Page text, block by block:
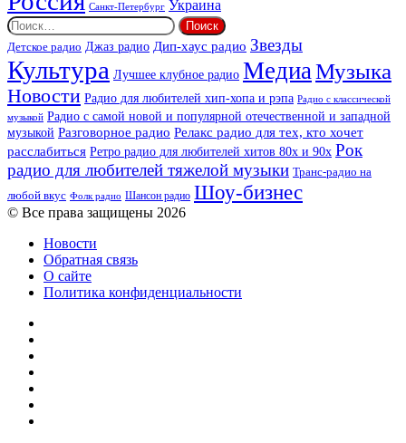
Санкт-Петербург Украина
Найти:
Детское радио Джаз радио Дип-хаус радио Звезды
Культура Лучшее клубное радио МедиаМузыка
Новости Радио для любителей хип-хопа и рэпа Радио с классической
музыкой Радио с самой новой и популярной отечественной и западной
музыкой Разговорное радио Релакс радио для тех, кто хочет
расслабиться Ретро радио для любителей хитов 80х и 90х Рок
радио для любителей тяжелой музыки Транс-радио на
любой вкус Фолк радио Шансон радио Шоу-бизнес
© Все права защищены 2026
Новости
Обратная связь
О сайте
Политика конфиденциальности